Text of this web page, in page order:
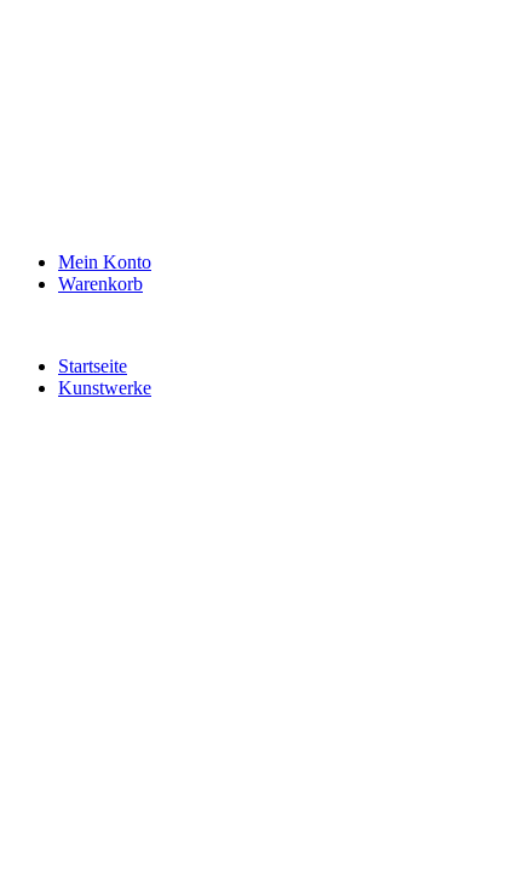
Mein Konto
Warenkorb
Startseite
Kunstwerke